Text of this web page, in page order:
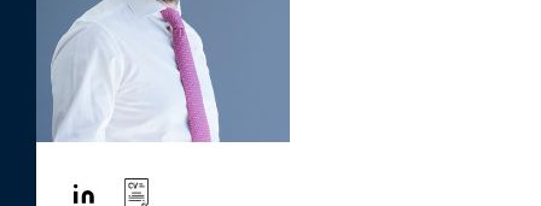
Terms of Service
Powered by BEATTHEWHITES